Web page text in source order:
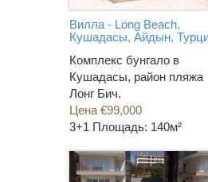
Вилла - Long Beach,
Кушадасы, Айдын,
Комплекс бунгало в
Кушадасы, район пляжа
Лонг Бич.
Цена €99,000
3+1 Площадь: 140м²